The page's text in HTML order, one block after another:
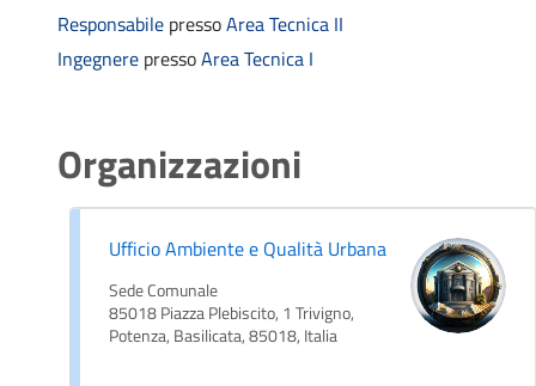
Responsabile pressoArea Tecnica II
Ingegnere pressoArea Tecnica I
Organizzazioni
Ufficio Ambiente e Qualità Urbana
Sede Comunale
85018 Piazza Plebiscito, 1 Trivigno,
Potenza, Basilicata, 85018, Italia